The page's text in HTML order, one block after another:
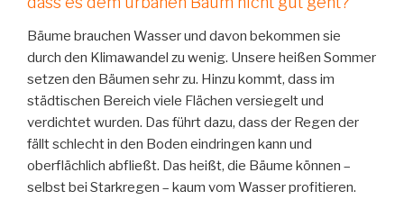
Bäume brauchen Wasser und davon bekommen sie
durch den Klimawandel zu wenig. Unsere heißen Sommer
setzen den Bäumen sehr zu. Hinzu kommt, dass im
städtischen Bereich viele Flächen versiegelt und
verdichtet wurden. Das führt dazu, dass der Regen der
fällt schlecht in den Boden eindringen kann und
oberflächlich abfließt. Das heißt, die Bäume können –
selbst bei Starkregen – kaum vom Wasser profitieren.